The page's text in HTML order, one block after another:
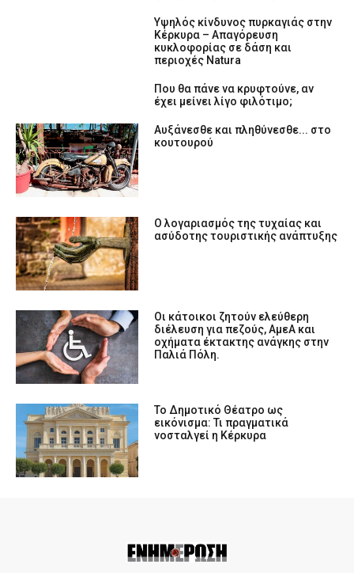
Υψηλός κίνδυνος πυρκαγιάς στην
Κέρκυρα – Απαγόρευση
κυκλοφορίας σε δάση και
περιοχές Natura
Που θα πάνε να κρυφτούνε, αν
έχει μείνει λίγο φιλότιμο;
Αυξάνεσθε και πληθύνεσθε... στο
κουτουρού
Ο λογαριασμός της τυχαίας και
ασύδοτης τουριστικής ανάπτυξης
Οι κάτοικοι ζητούν ελεύθερη
διέλευση για πεζούς, ΑμεΑ και
οχήματα έκτακτης ανάγκης στην
Παλιά Πόλη.
Το Δημοτικό Θέατρο ως
εικόνισμα: Τι πραγματικά
νοσταλγεί η Κέρκυρα